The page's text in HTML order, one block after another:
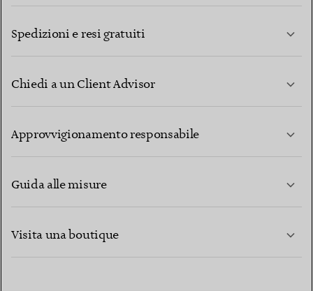
Spedizioni e resi gratuiti
Chiedi a un Client Advisor
Approvvigionamento responsabile
Guida alle misure
Visita una boutique